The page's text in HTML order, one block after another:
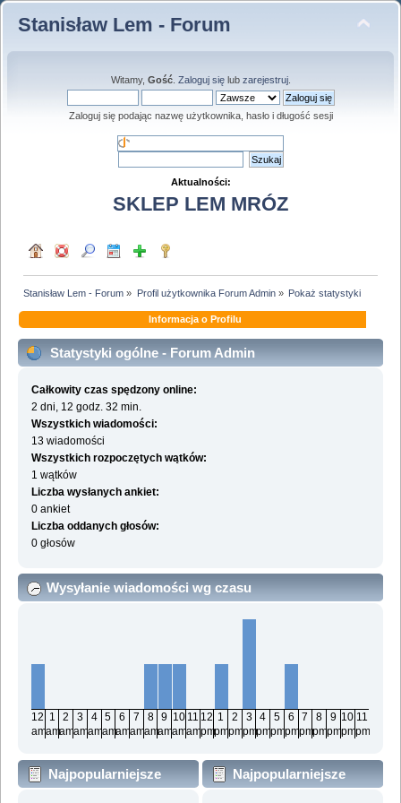
Stanisław Lem - Forum
Witamy, Gość. Zaloguj sięlub zarejestruj.
Zaloguj się podając nazwę użytkownika, hasło i długość sesji
Aktualności:
SKLEP LEM MRÓZ
Stanisław Lem - Forum » Profil użytkownika Forum Admin» Pokaż statystyki
Informacja o Profilu
Statystyki ogólne - Forum Admin
Całkowity czas spędzony online:
2 dni, 12 godz. 32 min.
Wszystkich wiadomości:
13 wiadomości
Wszystkich rozpoczętych wątków:
1 wątków
Liczba wysłanych ankiet:
0 ankiet
Liczba oddanych głosów:
0 głosów
Wysyłanie wiadomości wg czasu
12
am
1
am
2
am
3
am
4
am
5
am
6
am
7
am
8
am
9
am
10
am
11
am
12
pm
1
pm
2
pm
3
pm
4
pm
5
pm
6
pm
7
pm
8
pm
9
pm
10
pm
11
pm
Najpopularniejsze
Najpopularniejsze